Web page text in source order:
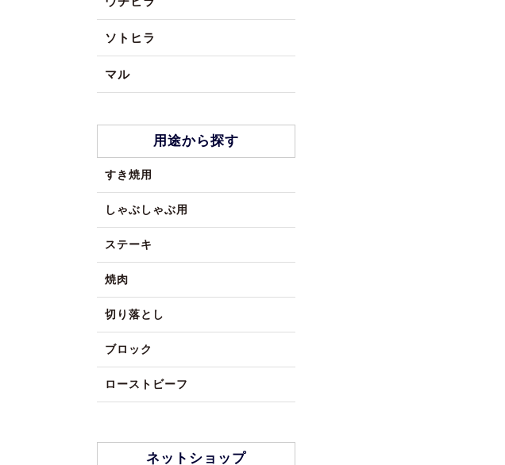
ソトヒラ
マル
用途から探す
すき焼用
しゃぶしゃぶ用
ステーキ
焼肉
切り落とし
ブロック
ローストビーフ
ネットショップ